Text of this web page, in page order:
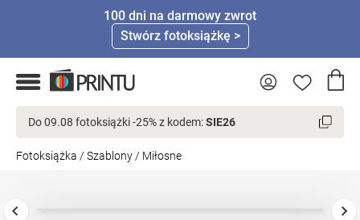
100 dni na darmowy zwrot
Stwórz fotoksiążkę >
Do 09.08 fotoksiążki -25% z kodem:SIE26
Fotoksiążka / Szablony / Miłosne